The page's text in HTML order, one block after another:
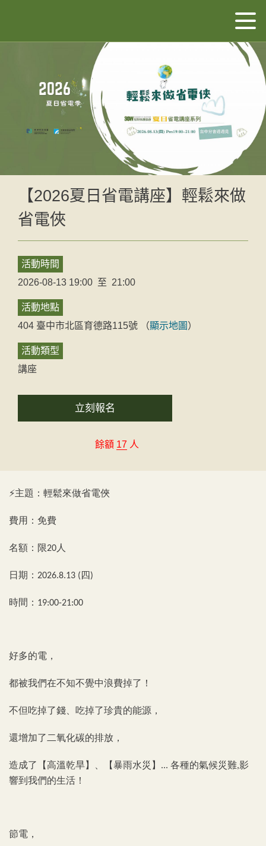
【2026夏日省電講座】輕鬆來做
省電俠
活動時間
2026-08-13 19:00 至 21:00
活動地點
404 臺中市北區育德路115號 （顯示地圖 ）
活動類型
講座
立刻報名
餘額 17 人
⚡主題：輕鬆來做省電俠
費用：免費
名額：限20人
日期： 2026.8.13 (四)
時間： 19:00-21:00
好多的電，
都被我們在不知不覺中浪費掉了！
不但吃掉了錢、吃掉了珍貴的能源，
還增加了二氧化碳的排放，
造成了 【高溫乾旱】、【暴雨水災】 ... 各種的氣候災難,影
響到我們的生活！
節電，